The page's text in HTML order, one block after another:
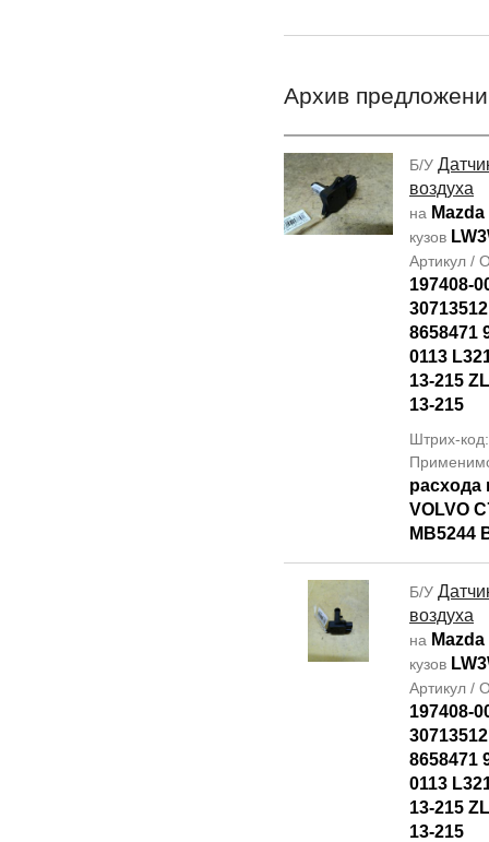
Архив
Б/У
воздуха
на
кузов
Артикул /
197408-
8658471
0113
13-215
13-215
Штрих-
расхода
VOLVO
MB5244
Б/У
воздуха
на
кузов
Артикул /
197408-
8658471
0113
13-215
13-215